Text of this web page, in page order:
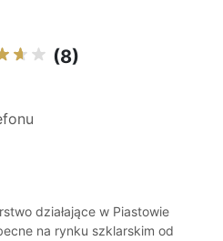
(8)
działające w Piastowie
na rynku szklarskim od